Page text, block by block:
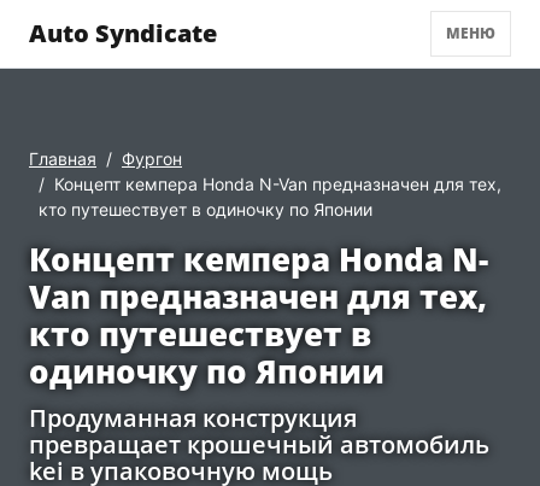
Auto Syndicate МЕНЮ
Главная
Фургон
Концепт кемпера Honda N-Van предназначен для тех,
кто путешествует в одиночку по Японии
Концепт кемпера Honda N-
Van предназначен для тех,
кто путешествует в
одиночку по Японии
Продуманная конструкция
превращает крошечный автомобиль
kei в упаковочную мощь